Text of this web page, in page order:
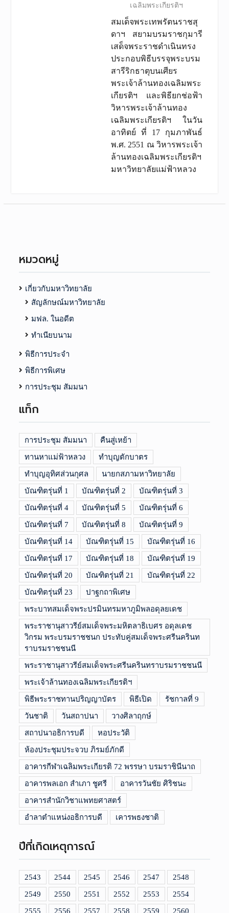
เฉลิมพระเกียรติฯ
สมเด็จพระเทพรัตนราชสุ
ดาฯ สยามบรมราชกุมารี
เสด็จพระราชดำเนินทรง
ประกอบพิธีบรรจุพระบรม
สารีริกธาตุบนเศียร
พระเจ้าล้านทองเฉลิมพระ
เกียรติฯ และพิธียกช่อฟ้า
วิหารพระเจ้าล้านทอง
เฉลิมพระเกียรติฯ ในวัน
อาทิตย์ ที่ 17 กุมภาพันธ์
พ.ศ. 2551 ณ วิหารพระเจ้า
ล้านทองเฉลิมพระเกียรติฯ
มหาวิทยาลัยแม่ฟ้าหลวง
หมวดหมู่
เกี่ยวกับมหาวิทยาลัย
สัญลักษณ์มหาวิทยาลัย
มฟล. ในอดีต
ทำเนียบนาม
พิธีการประจำ
พิธีการพิเศษ
การประชุม สัมมนา
แท็ก
การประชุม สัมมนา คืนสู่เหย้า
ทานหาแม่ฟ้าหลวง ทำบุญตักบาตร
ทำบุญอุทิศส่วนกุศล นายกสภามหาวิทยาลัย
บัณฑิตรุ่นที่ 1 บัณฑิตรุ่นที่ 2 บัณฑิตรุ่นที่ 3
บัณฑิตรุ่นที่ 4 บัณฑิตรุ่นที่ 5 บัณฑิตรุ่นที่ 6
บัณฑิตรุ่นที่ 7 บัณฑิตรุ่นที่ 8 บัณฑิตรุ่นที่ 9
บัณฑิตรุ่นที่ 14 บัณฑิตรุ่นที่ 15 บัณฑิตรุ่นที่ 16
บัณฑิตรุ่นที่ 17 บัณฑิตรุ่นที่ 18 บัณฑิตรุ่นที่ 19
บัณฑิตรุ่นที่ 20 บัณฑิตรุ่นที่ 21 บัณฑิตรุ่นที่ 22
บัณฑิตรุ่นที่ 23 ปาฐกถาพิเศษ
พระบาทสมเด็จพระปรมินทรมหาภูมิพลอดุลยเดช
พระราชานุสาวรีย์สมเด็จพระมหิตลาธิเบศร อดุลเดช
วิกรม พระบรมราชชนก ประทับคู่สมเด็จพระศรีนครินท
ราบรมราชชนนี
พระราชานุสาวรีย์สมเด็จพระศรีนครินทราบรมราชชนนี
พระเจ้าล้านทองเฉลิมพระเกียรติฯ
พิธีพระราชทานปริญญาบัตร พิธีเปิด รัชกาลที่ 9
วันชาติ วันสถาปนา วางศิลาฤกษ์
สถาปนาอธิการบดี หอประวัติ
ห้องประชุมประจวบ ภิรมย์ภักดี
อาคารกีฬาเฉลิมพระเกียรติ 72 พรรษา บรมราชินีนาถ
อาคารพลเอก สำเภา ชูศรี อาคารวันชัย ศิริชนะ
อาคารสำนักวิชาแพทยศาสตร์
อำลาตำแหน่งอธิการบดี เคารพธงชาติ
ปีที่เกิดเหตุการณ์
2543 2544 2545 2546 2547 2548
2549 2550 2551 2552 2553 2554
2555 2556 2557 2558 2559 2560